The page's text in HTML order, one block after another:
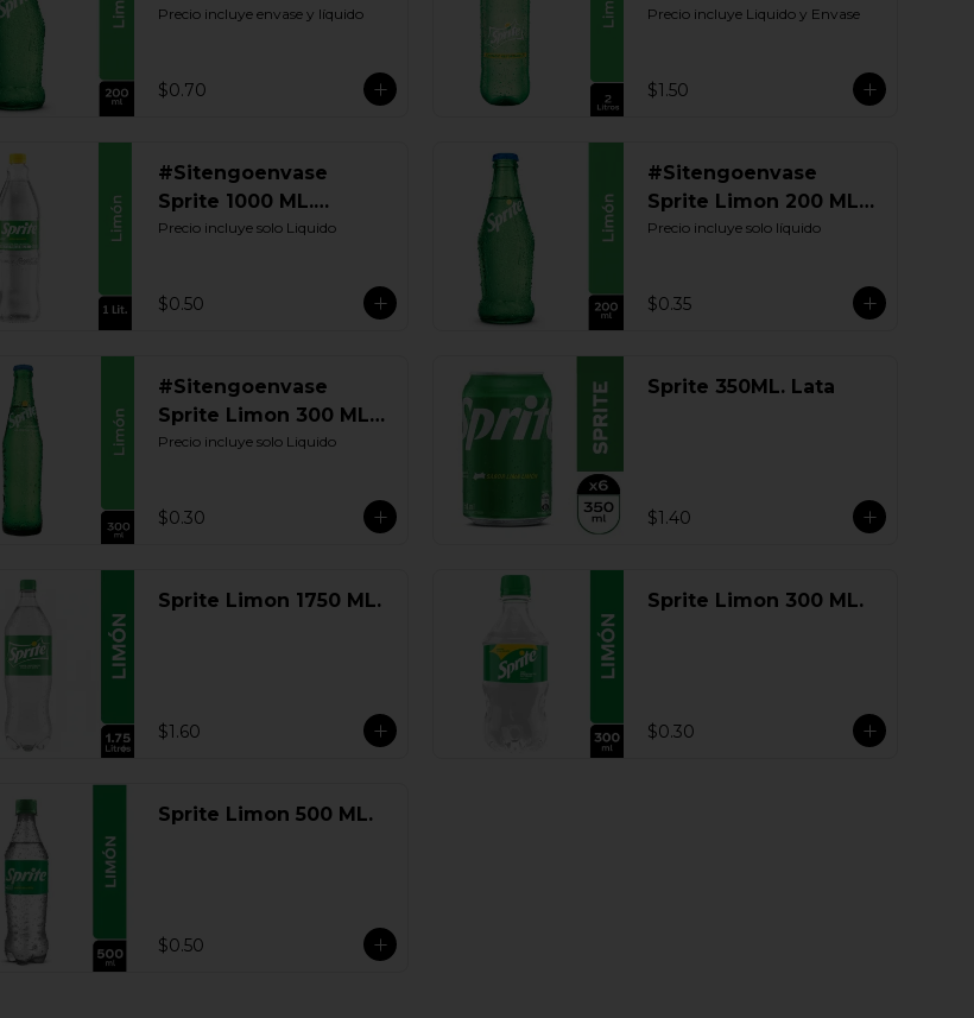
Retornable
Precio incluye envase y líquido
$0.70
Retornable
Precio incluye Liquido y Envase
$1.50
#Sitengoenvase
Sprite 1000 ML.
Retornable
Precio incluye solo Liquido
$0.50
#Sitengoenvase
Sprite Limon 200 ML.
Retornable
Precio incluye solo líquido
$0.35
#Sitengoenvase
Sprite Limon 300 ML.
Retornable
Precio incluye solo Liquido
$0.30
Sprite 350ML. Lata
$1.40
Sprite Limon 1750 ML.
$1.60
Sprite Limon 300 ML.
$0.30
Sprite Limon 500 ML.
$0.50